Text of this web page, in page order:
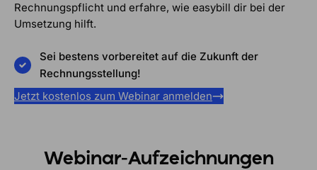
Rechnungspflicht und erfahre, wie easybill dir bei der
Umsetzung hilft.
Sei bestens vorbereitet auf die Zukunft der
Rechnungsstellung!
Jetzt kostenlos zum Webinar anmelden
Webinar-Aufzeichnungen